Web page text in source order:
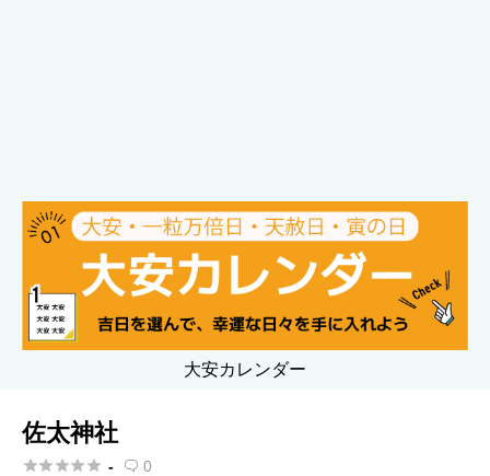
大安カレンダー
佐太神社
 -  0